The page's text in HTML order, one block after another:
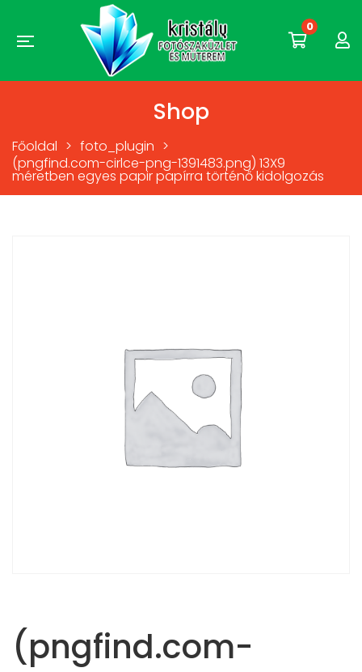
0
Shop
Főoldal > foto_plugin >
(pngfind.com-cirlce-png-1391483.png) 13X9
méretben egyes papir papírra történő kidolgozás
(pngfind.com-